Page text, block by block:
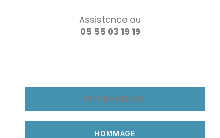
Assistance au
05 55 03 19 19
INFORMATIONS
HOMMAGE